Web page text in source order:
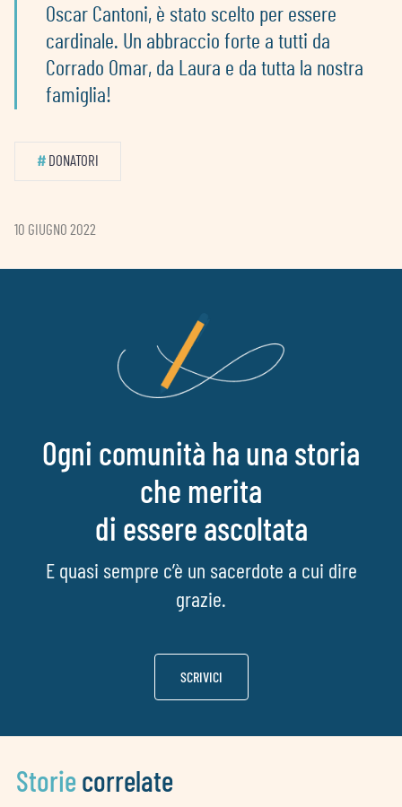
Oscar Cantoni, è stato scelto per essere
cardinale. Un abbraccio forte a tutti da
Corrado Omar, da Laura e da tutta la nostra
famiglia!
# DONATORI
10 GIUGNO 2022
Ogni comunità ha una storia
che merita
di essere ascoltata
E quasi sempre c’è un sacerdote a cui dire
grazie.
SCRIVICI
Storie correlate